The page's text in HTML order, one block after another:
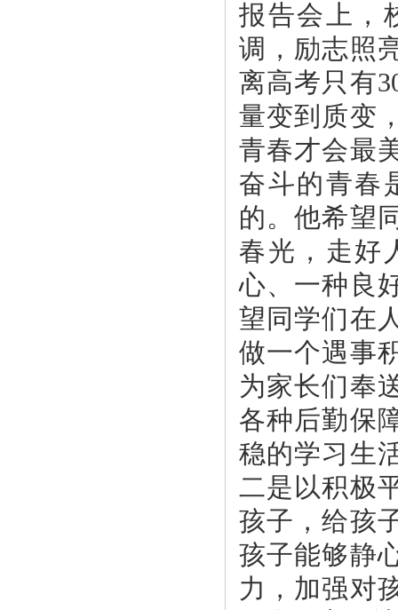
报告会上，
调，励志照
离高考只有
量变到质变
青春才会最
奋斗的青春
的。他希望
春光，走好
心、一种良
望同学们在
做一个遇事
为家长们奉
各种后勤保
稳的学习生
二是以积极
孩子，给孩
孩子能够静
力，加强对